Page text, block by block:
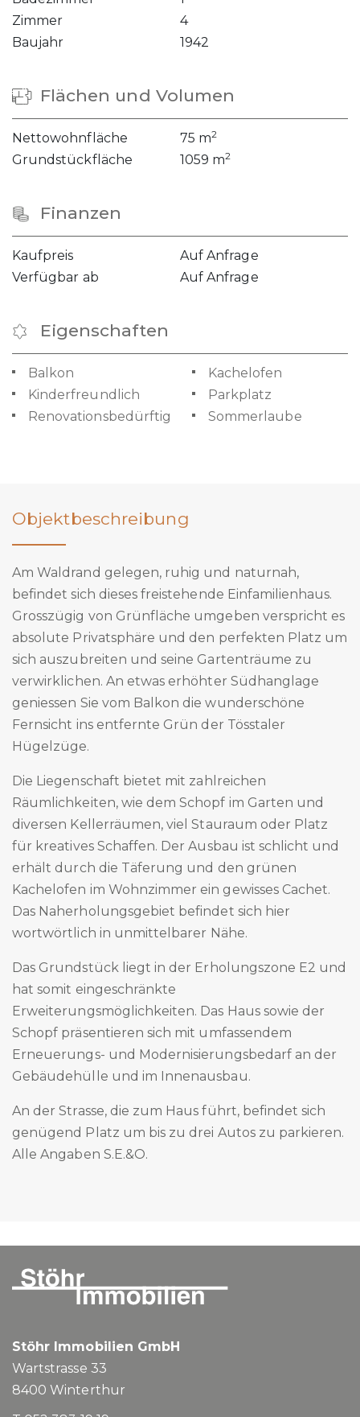
Zimmer
4
Baujahr
1942
Flächen und Volumen
Nettowohnfläche 75 m2
Grundstückfläche 1059 m2
Finanzen
Kaufpreis
Auf Anfrage
Verfügbar ab
Auf Anfrage
Eigenschaften
Balkon
Kachelofen
Kinderfreundlich
Parkplatz
Renovationsbedürftig
Sommerlaube
Objektbeschreibung
Am Waldrand gelegen, ruhig und naturnah,
befindet sich dieses freistehende Einfamilienhaus.
Grosszügig von Grünfläche umgeben verspricht es
absolute Privatsphäre und den perfekten Platz um
sich auszubreiten und seine Gartenträume zu
verwirklichen. An etwas erhöhter Südhanglage
geniessen Sie vom Balkon die wunderschöne
Fernsicht ins entfernte Grün der Tösstaler
Hügelzüge.
Die Liegenschaft bietet mit zahlreichen
Räumlichkeiten, wie dem Schopf im Garten und
diversen Kellerräumen, viel Stauraum oder Platz
für kreatives Schaffen. Der Ausbau ist schlicht und
erhält durch die Täferung und den grünen
Kachelofen im Wohnzimmer ein gewisses Cachet.
Das Naherholungsgebiet befindet sich hier
wortwörtlich in unmittelbarer Nähe.
Das Grundstück liegt in der Erholungszone E2 und
hat somit eingeschränkte
Erweiterungsmöglichkeiten. Das Haus sowie der
Schopf präsentieren sich mit umfassendem
Erneuerungs- und Modernisierungsbedarf an der
Gebäudehülle und im Innenausbau.
An der Strasse, die zum Haus führt, befindet sich
genügend Platz um bis zu drei Autos zu parkieren.
Alle Angaben S.E.&O.
Stöhr Immobilien GmbH
Wartstrasse 33
8400Winterthur